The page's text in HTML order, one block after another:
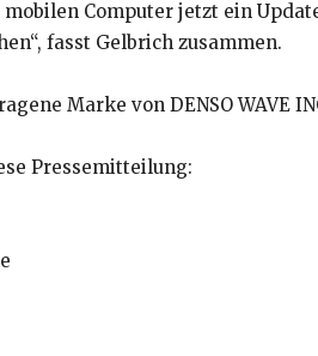
Computer jetzt ein
fasst Gelbrich zusammen.
Marke von DENSO WAVE
Pressemitteilung: